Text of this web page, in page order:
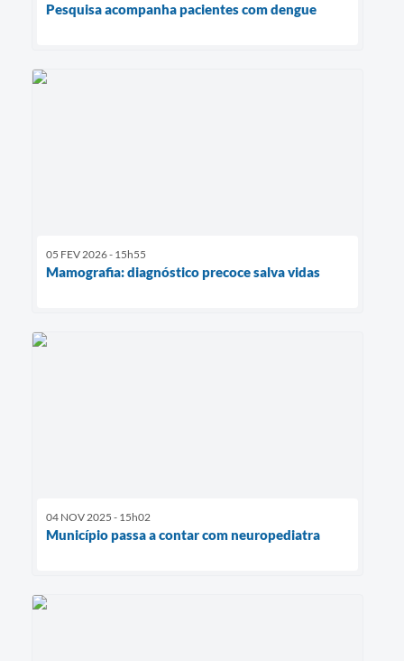
Pesquisa acompanha pacientes com dengue
05 FEV 2026 - 15h55
Mamografia: diagnóstico precoce salva vidas
04 NOV 2025 - 15h02
Município passa a contar com neuropediatra